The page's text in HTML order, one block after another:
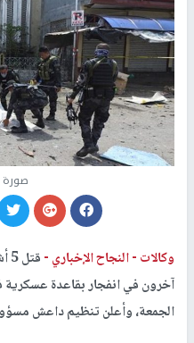
صورة
وكالات -النجاح الإخباري -
آخرون في انفجار بقاعدة عسكرية
الجمعة، وأعلن تنظيم داعش